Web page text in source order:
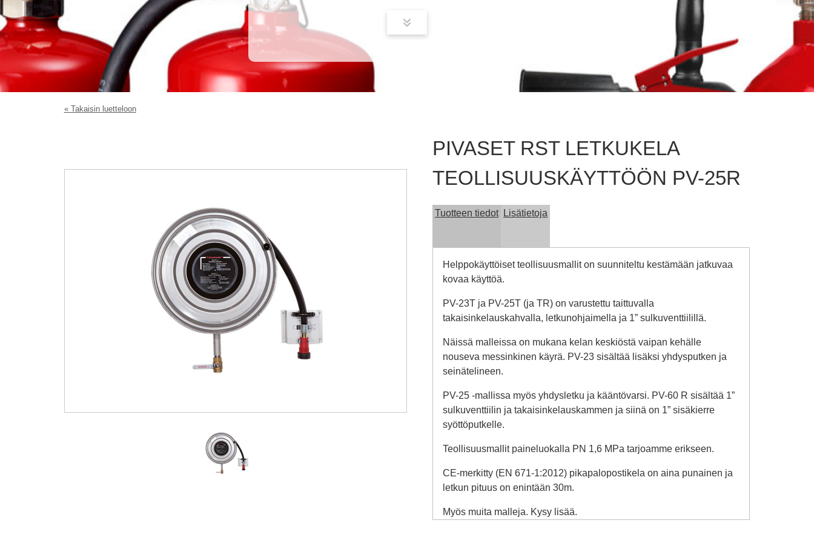
« Takaisin luetteloon
PIVASET RST LETKUKELA
TEOLLISUUSKÄYTTÖÖN PV-25R
Tuotteen tiedot Lisätietoja
Helppokäyttöiset teollisuusmallit on suunniteltu kestämään jatkuvaa
kovaa käyttöä.
PV-23T ja PV-25T (ja TR) on varustettu taittuvalla
takaisinkelauskahvalla, letkunohjaimella ja 1” sulkuventtiilillä.
Näissä malleissa on mukana kelan keskiöstä vaipan kehälle
nouseva messinkinen käyrä. PV-23 sisältää lisäksi yhdysputken ja
seinätelineen.
PV-25 -mallissa myös yhdysletku ja kääntövarsi. PV-60 R sisältää 1”
sulkuventtiilin ja takaisinkelauskammen ja siinä on 1” sisäkierre
syöttöputkelle.
Teollisuusmallit paineluokalla PN 1,6 MPa tarjoamme erikseen.
CE-merkitty (EN 671-1:2012) pikapalopostikela on aina punainen ja
letkun pituus on enintään 30m.
Myös muita malleja. Kysy lisää.